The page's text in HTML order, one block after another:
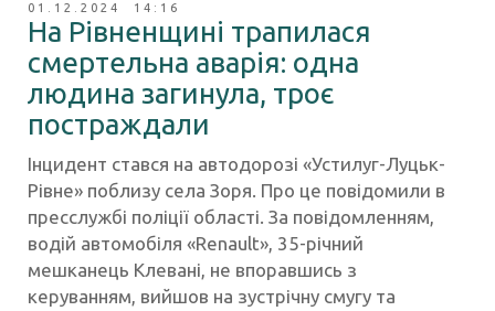
01.12.2024 14:16
На Рівненщині трапилася
смертельна аварія: одна
людина загинула, троє
постраждали
Інцидент стався на автодорозі «Устилуг-Луцьк-
Рівне» поблизу села Зоря. Про це повідомили в
пресслужбі поліції області. За повідомленням,
водій автомобіля «Renault», 35-річний
мешканець Клевані, не впоравшись з
керуванням, вийшов на зустрічну смугу та